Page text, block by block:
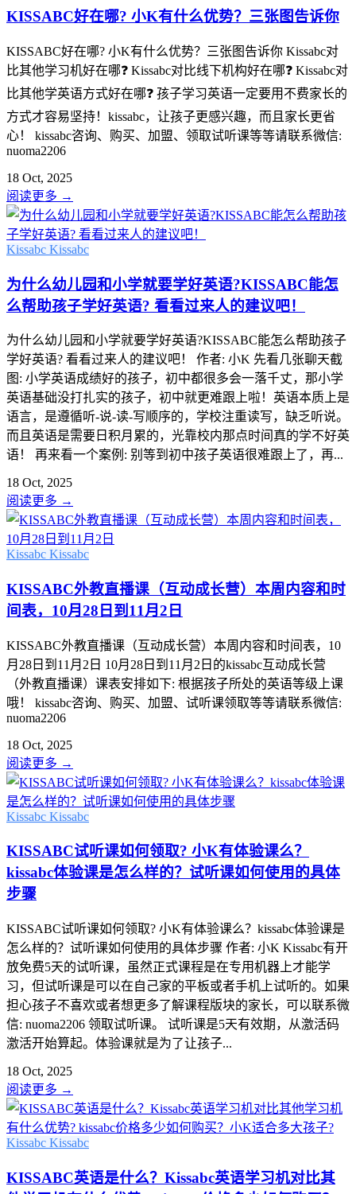
KISSABC好在哪? 小K有什么优势？三张图告诉你
KISSABC好在哪? 小K有什么优势？三张图告诉你 Kissabc对
比其他学习机好在哪❓ Kissabc对比线下机构好在哪❓ Kissabc对
比其他学英语方式好在哪❓ 孩子学习英语一定要用不费家长的
方式才容易坚持！kissabc，让孩子更感兴趣，而且家长更省
心！ kissabc咨询、购买、加盟、领取试听课等等请联系微信:
nuoma2206
18 Oct, 2025
阅读更多 →
Kissabc Kissabc
为什么幼儿园和小学就要学好英语?KISSABC能怎
么帮助孩子学好英语? 看看过来人的建议吧！
为什么幼儿园和小学就要学好英语?KISSABC能怎么帮助孩子
学好英语? 看看过来人的建议吧！ 作者: 小K 先看几张聊天截
图: 小学英语成绩好的孩子，初中都很多会一落千丈，那小学
英语基础没打扎实的孩子，初中就更难跟上啦！英语本质上是
语言，是遵循听-说-读-写顺序的，学校注重读写，缺乏听说。
而且英语是需要日积月累的，光靠校内那点时间真的学不好英
语！ 再来看一个案例: 别等到初中孩子英语很难跟上了，再...
18 Oct, 2025
阅读更多 →
Kissabc Kissabc
KISSABC外教直播课（互动成长营）本周内容和时
间表，10月28日到11月2日
KISSABC外教直播课（互动成长营）本周内容和时间表，10
月28日到11月2日 10月28日到11月2日的kissabc互动成长营
（外教直播课）课表安排如下: 根据孩子所处的英语等级上课
哦！ kissabc咨询、购买、加盟、试听课领取等等请联系微信:
nuoma2206
18 Oct, 2025
阅读更多 →
Kissabc Kissabc
KISSABC试听课如何领取? 小K有体验课么？
kissabc体验课是怎么样的？试听课如何使用的具体
步骤
KISSABC试听课如何领取? 小K有体验课么？kissabc体验课是
怎么样的？试听课如何使用的具体步骤 作者: 小K Kissabc有开
放免费5天的试听课，虽然正式课程是在专用机器上才能学
习，但试听课是可以在自己家的平板或者手机上试听的。如果
担心孩子不喜欢或者想更多了解课程版块的家长，可以联系微
信: nuoma2206 领取试听课。 试听课是5天有效期，从激活码
激活开始算起。体验课就是为了让孩子...
18 Oct, 2025
阅读更多 →
Kissabc Kissabc
KISSABC英语是什么？Kissabc英语学习机对比其